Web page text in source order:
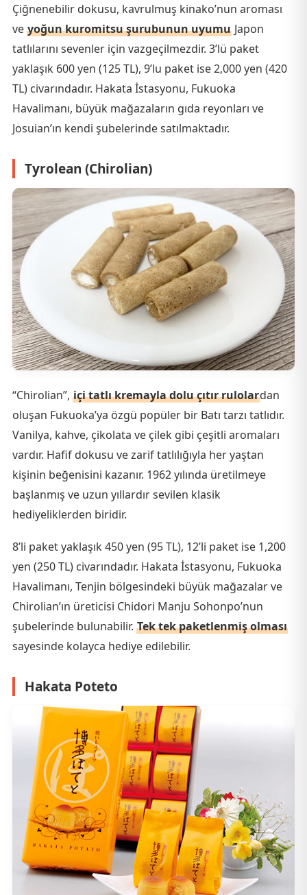
Çiğnenebilir dokusu, kavrulmuş kinako’nun aroması
ve yoğun kuromitsu şurubunun uyumu Japon
tatlılarını sevenler için vazgeçilmezdir. 3’lü paket
yaklaşık 600 yen (125 TL), 9’lu paket ise 2,000 yen (420
TL) civarındadır. Hakata İstasyonu, Fukuoka
Havalimanı, büyük mağazaların gıda reyonları ve
Josuian’ın kendi şubelerinde satılmaktadır.
Tyrolean (Chirolian)
“Chirolian”, içi tatlı kremayla dolu çıtır rulolardan
oluşan Fukuoka’ya özgü popüler bir Batı tarzı tatlıdır.
Vanilya, kahve, çikolata ve çilek gibi çeşitli aromaları
vardır. Hafif dokusu ve zarif tatlılığıyla her yaştan
kişinin beğenisini kazanır. 1962 yılında üretilmeye
başlanmış ve uzun yıllardır sevilen klasik
hediyeliklerden biridir.
8’li paket yaklaşık 450 yen (95 TL), 12’li paket ise 1,200
yen (250 TL) civarındadır. Hakata İstasyonu, Fukuoka
Havalimanı, Tenjin bölgesindeki büyük mağazalar ve
Chirolian’ın üreticisi Chidori Manju Sohonpo’nun
şubelerinde bulunabilir. Tek tek paketlenmiş olması
sayesinde kolayca hediye edilebilir.
Hakata Poteto